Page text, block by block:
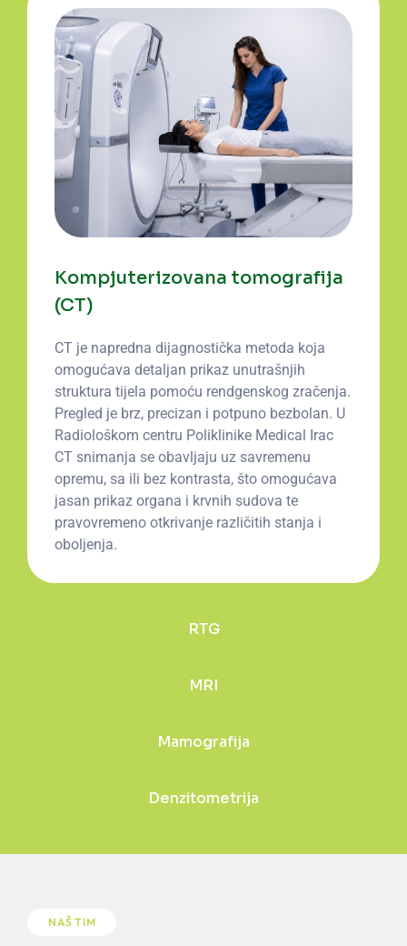
Kompjuterizovana tomografija
(CT)
CT je napredna dijagnostička metoda koja
omogućava detaljan prikaz unutrašnjih
struktura tijela pomoću rendgenskog zračenja.
Pregled je brz, precizan i potpuno bezbolan. U
Radiološkom centru Poliklinike Medical Irac
CT snimanja se obavljaju uz savremenu
opremu, sa ili bez kontrasta, što omogućava
jasan prikaz organa i krvnih sudova te
pravovremeno otkrivanje različitih stanja i
oboljenja.
RTG
MRI
Mamografija
Denzitometrija
NAŠ TIM